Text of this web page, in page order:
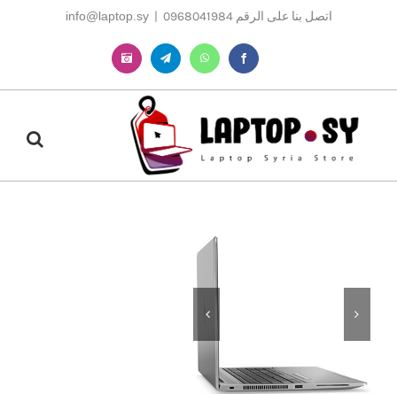
اتصل بنا على الرقم 0968041984 |
info@laptop.sy
Facebook
WhatsApp
Telegram
Instagram